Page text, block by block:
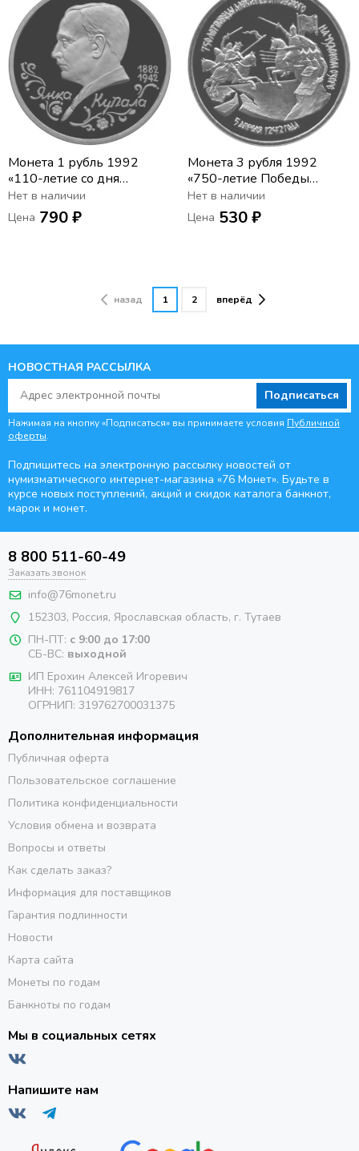
Монета 1 рубль 1992
«110-летие со дня
рождения Я. Купалы»
Нет в наличии
Цена 790 ₽
Монета 3 рубля 1992
«750-летие Победы
Александра Невского на
Чудском озере»
Нет в наличии
Цена 530 ₽
назад 1 2 вперёд
НОВОСТНАЯ РАССЫЛКА
Подписаться
Нажимая на кнопку «Подписаться» вы принимаете условия Публичной
оферты.
Подпишитесь на электронную рассылку новостей от
нумизматического интернет-магазина «76 Монет». Будьте в
курсе новых поступлений, акций и скидок каталога банкнот,
марок и монет.
8 800 511-60-49
Заказать звонок
info@76monet.ru
152303, Россия, Ярославская область, г. Тутаев
ПН-ПТ: с 9:00 до 17:00
СБ-ВС: выходной
ИП Ерохин Алексей Игоревич
ИНН: 761104919817
ОГРНИП: 319762700031375
Дополнительная информация
Публичная оферта
Пользовательское соглашение
Политика конфиденциальности
Условия обмена и возврата
Вопросы и ответы
Как сделать заказ?
Информация для поставщиков
Гарантия подлинности
Новости
Карта сайта
Монеты по годам
Банкноты по годам
Мы в социальных сетях
Напишите нам